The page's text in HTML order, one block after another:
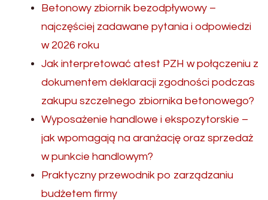
Betonowy zbiornik bezodpływowy –
najczęściej zadawane pytania i odpowiedzi
w 2026 roku
Jak interpretować atest PZH w połączeniu z
dokumentem deklaracji zgodności podczas
zakupu szczelnego zbiornika betonowego?
Wyposażenie handlowe i ekspozytorskie –
jak wpomagają na aranżację oraz sprzedaż
w punkcie handlowym?
Praktyczny przewodnik po zarządzaniu
budżetem firmy